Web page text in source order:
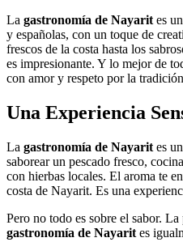
La gastronomía de Nayarit es
y españolas, con un toque de
frescos de la costa hasta los
es impresionante. Y lo mejor de
con amor y respeto por la
Una Experiencia
La gastronomía de Nayarit es
saborear un pescado fresco,
con hierbas locales. El aroma te
costa de Nayarit. Es una
Pero no todo es sobre el sabor.
gastronomía de Nayarit es